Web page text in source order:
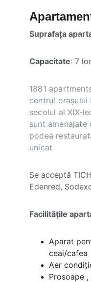
Suprafaţa
Capacitate: 7
1881
centrul oraşului
secolul al XIX-
sunt
podea
unicat
Se acceptă
Edenred,
Facilităţile
Aparat
ceai/cafea
Aer
Prosoape